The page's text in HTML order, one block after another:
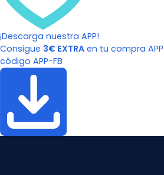
¡Descarga nuestra APP!
Consigue 3€ EXTRA en tu compra
código APP-FB